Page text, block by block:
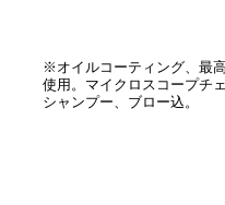
​※オイルコーティング、最
使用。マイクロスコープチェ
​シャンプー、ブロー込。